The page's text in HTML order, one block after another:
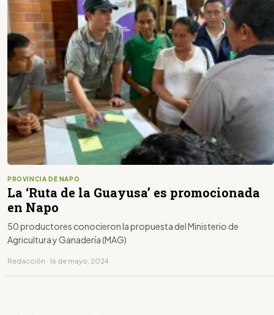
PROVINCIA DE NAPO
La ‘Ruta de la Guayusa’ es promocionada
en Napo
50 productores conocieron la propuesta del Ministerio de
Agricultura y Ganadería (MAG)
Redacción · 16 de mayo, 2024